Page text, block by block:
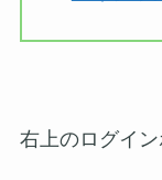
右上のログイン